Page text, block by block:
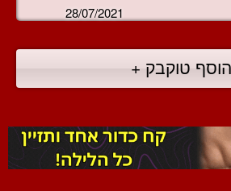
28/07/2021
הוסף טוקבק +